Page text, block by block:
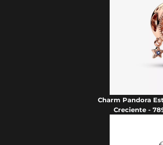
Charm Pandora
Creciente -